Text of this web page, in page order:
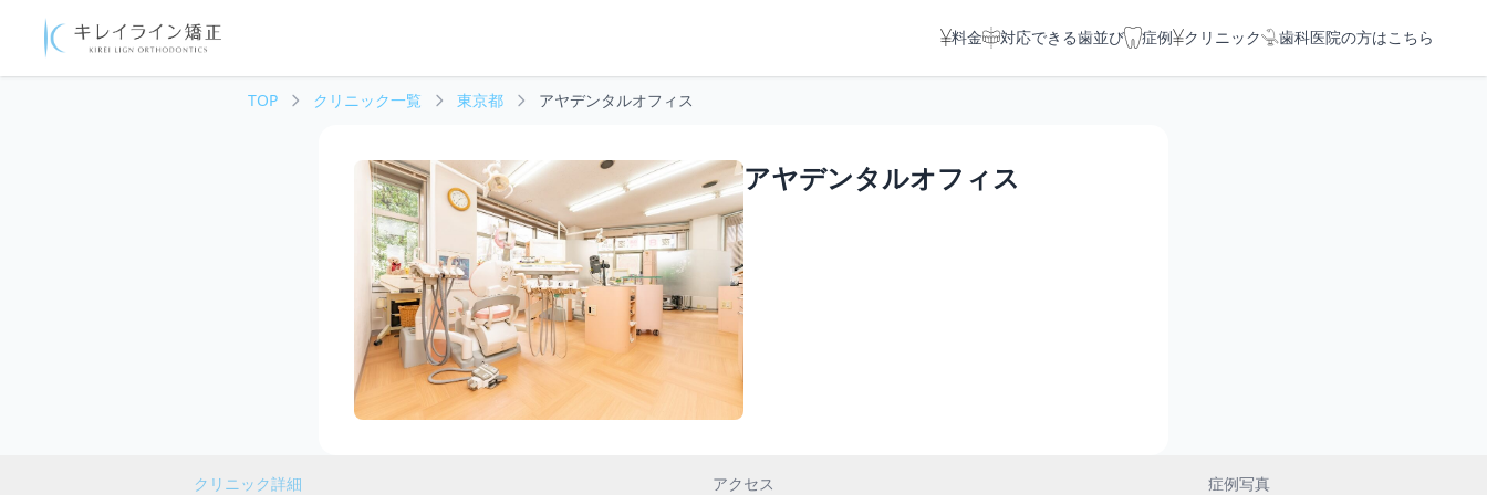
料金 対応できる歯並び 症例 クリニック 歯科医院の方はこちら
TOP クリニック一覧 東京都 アヤデンタルオフィス
アヤデンタルオフィス
クリニック詳細 アクセス 症例写真